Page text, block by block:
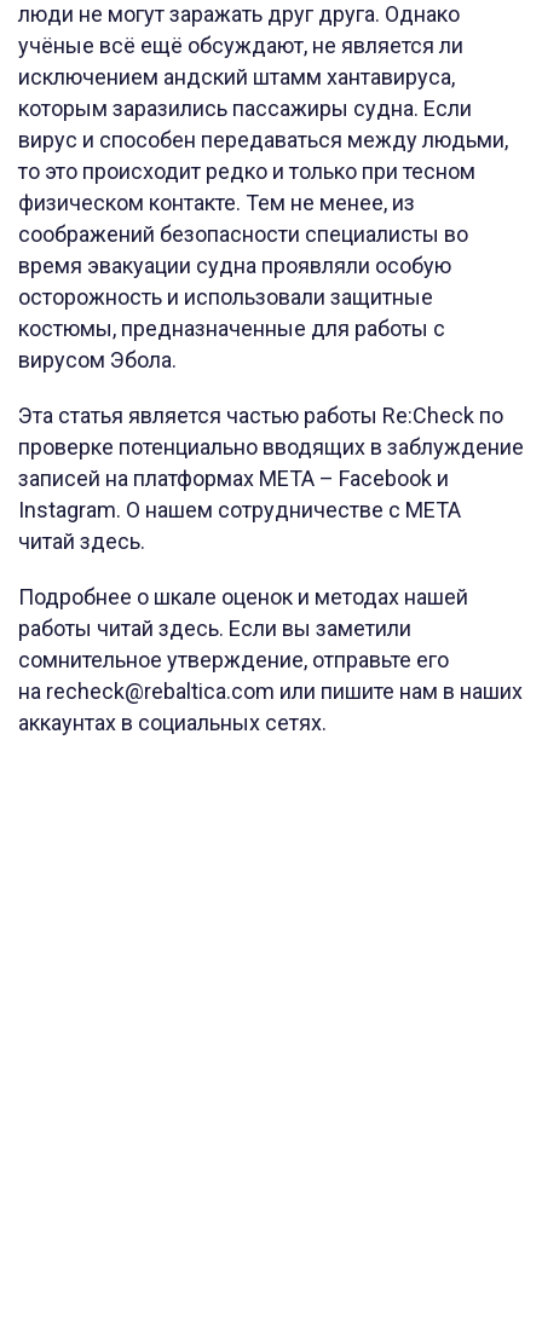
люди не могут заражать друг друга. Однако
учёные всё ещё обсуждают, не является ли
исключением андский штамм хантавируса,
которым заразились пассажиры судна. Если
вирус и способен передаваться между людьми,
то это происходит редко и только при тесном
физическом контакте. Тем не менее, из
соображений безопасности специалисты во
время эвакуации судна проявляли особую
осторожность и использовали защитные
костюмы, предназначенные для работы с
вирусом Эбола.
Эта статья является частью работы Re:Check по
проверке потенциально вводящих в заблуждение
записей на платформах META – Facebook и
Instagram. О нашем сотрудничестве с META
читай здесь.
Подробнее о шкале оценок и методах нашей
работы читай здесь. Если вы заметили
сомнительное утверждение, отправьте его
на recheck@rebaltica.com или пишите нам в наших
аккаунтах в социальных сетях.